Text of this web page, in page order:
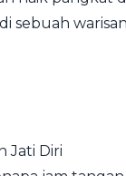
sebuah
Jati Diri